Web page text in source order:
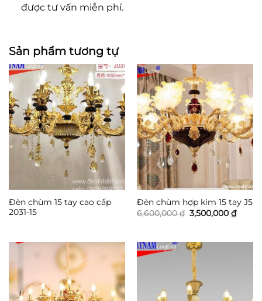
được tư vấn miễn phí.
Sản phẩm tương tự
Đèn chùm 15 tay cao cấp
2031-15
Đèn chùm hợp kim 15 tay J5
6,600,000₫ Giá
gốc
3,500,000 ₫Giá
hiện